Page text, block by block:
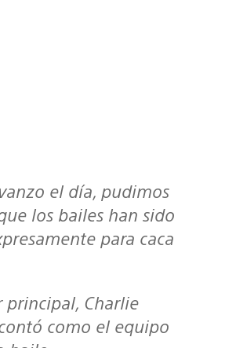
los bailes han sido
para caca
como el equipo